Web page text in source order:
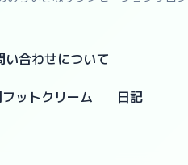
い合わせについて
ットクリーム 日記